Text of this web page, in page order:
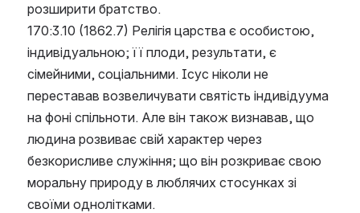
розширити братство.
170:3.10 (1862.7) Релігія царства є особистою,
індивідуальною; її плоди, результати, є
сімейними, соціальними. Ісус ніколи не
переставав возвеличувати святість індивідуума
на фоні спільноти. Але він також визнавав, що
людина розвиває свій характер через
безкорисливе служіння; що він розкриває свою
моральну природу в люблячих стосунках зі
своїми однолітками.